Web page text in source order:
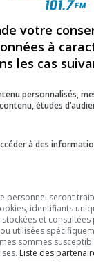
votre
à
les cas
personnalisés,
études
à des
personnel seront
identifiants
et
utilisées
sommes
Liste des